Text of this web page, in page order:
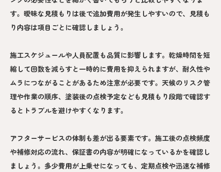
す。曖昧な見積もりは後で追加費用が発生しやすいので、見積も
り内容は項目ごとに確認しましょう。
施工スケジュールや人員配置も品質に影響します。乾燥時間を短
縮して回数を減らすと一時的に費用を抑えられますが、耐久性や
ムラにつながることがあるため注意が必要です。天候のリスク管
理や作業の順序、塗装後の点検予定なども見積もり段階で確認す
るとトラブルを避けやすくなります。
アフターサービスの体制も差が出る要素です。施工後の点検頻度
や補修対応の流れ、保証書の内容が明確になっているかを確認し
ましょう。多少費用が上乗せになっても、定期点検や迅速な補修